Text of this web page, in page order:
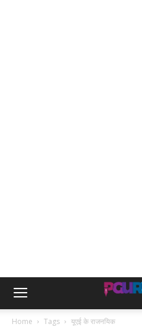
Home Tags यूएई के राजनयिक